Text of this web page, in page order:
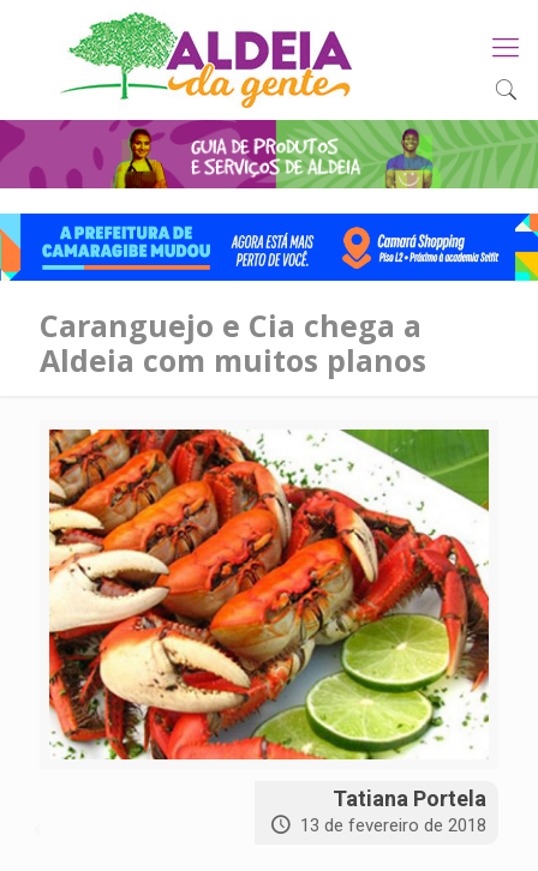
Caranguejo e Cia chega a
Aldeia com muitos planos
Tatiana Portela
13 de fevereiro de 2018